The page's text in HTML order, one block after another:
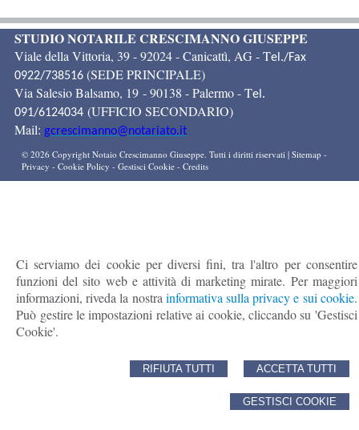
Ci serviamo dei cookie per diversi fini, tra l'altro per consentire
funzioni del sito web e attività di marketing mirate. Per maggiori
informazioni, riveda la nostra informativa sulla privacy e sui cookie.
Può gestire le impostazioni relative ai cookie, cliccando su 'Gestisci
Cookie'.
ACCETTA TUTTI
RIFIUTA TUTTI
GESTISCI COOKIE
STUDIO NOTARILE CRESCIMANNO GIUSEPPE
Viale della Vittoria, 39 - 92024 -Canicattì, AG - Tel./Fax
0922/738516 (SEDE PRINCIPALE)
Via Salesio Balsamo, 19 - 90138 - Palermo - Tel.
091/6124034(UFFICIO SECONDARIO)
Mail: gcrescimanno@notariato.it
© 2026 Copyright Notaio Crescimanno Giuseppe. Tutti i diritti riservati | Sitemap -
Privacy - Cookie Policy - Gestisci Cookie- Credits